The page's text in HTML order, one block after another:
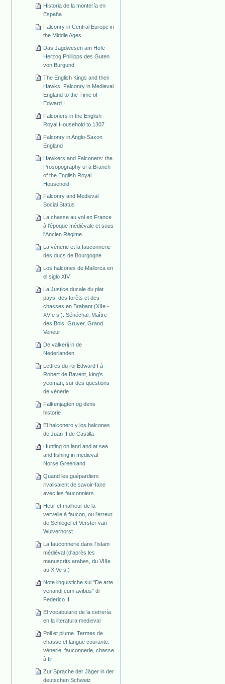
Historia de la montería en
España
Falconry in Central Europe in
the Middle Ages
Das Jagdwesen am Hofe
Herzog Phillipps des Guten
von Burgund
The English Kings and their
Hawks: Falconry in Medieval
England to the Time of
Edward I
Falconers in the English
Royal Household to 1307
Falconry in Anglo-Saxon
England
Hawkers and Falconers: the
Prosopography of a Branch
of the English Royal
Household
Falconry and Medieval
Social Status
La chasse au vol en France
à l'époque médiévale et sous
l'Ancien Régime
La vénerie et la fauconnerie
des ducs de Bourgogne
Los halcones de Mallorca en
el siglo XIV
La Justice ducale du plat
pays, des forêts et des
chasses en Brabant (XIIe -
XVIe s.). Sénéchal, Maître
des Bois, Gruyer, Grand
Veneur
De valkerij in de
Nederlanden
Lettres du roi Edward I à
Robert de Bavent, king's
yeoman, sur des questions
de vénerie
Falkenjagten og dens
historie
El halconero y los halcones
de Juan II de Castilla
Hunting on land and at sea
and fishing in medieval
Norse Greenland
Quand les guépardiers
rivalisaient de savoir-faire
avec les fauconniers
Heur et malheur de la
vervelle à faucon, ou l'erreur
de Schlegel et Verster van
Wulverhorst
La fauconnerie dans l'Islam
médiéval (d'après les
manuscrits arabes, du VIIIe
au XIVe s.)
Note linguistiche sul "De arte
venandi cum avibus" di
Federico II
El vocabulario de la cetrería
en la literatura medieval
Poil et plume. Termes de
chasse et langue courante:
vénerie, fauconnerie, chasse
à tir
Zur Sprache der Jäger in der
deutschen Schweiz